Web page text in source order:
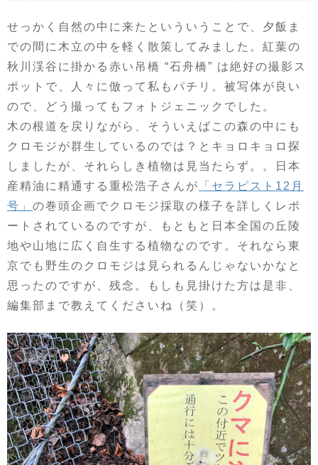
せっかく自然の中に来たといういうことで、夕飯ま
での間に木立の中を軽く散策してみました。紅葉の
秋川渓谷に掛かる赤い吊橋 “石舟橋” は絶好の撮影ス
ポットで、人々に倣って私もパチリ。被写体が良い
ので、どう撮ってもフォトジェニックでした。
木の根道を戻りながら、そういえばこの森の中にも
クロモジが群生しているのでは？とキョロキョロ探
しましたが、それらしき植物は見当たらず。。日本
産精油に精通する重松浩子さんが
「セラピスト12月
号」 の巻頭企画でクロモジ採取の様子を詳しくレポ
ートされているのですが、もともと日本全国の丘陵
地や山地に広く自生する植物なのです。それなら東
京でも野生のクロモジは見られるんじゃないかなと
思ったのですが、残念。もしも見掛けた方は是非、
編集部まで教えてくださいね（笑）。